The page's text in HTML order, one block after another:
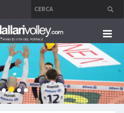
HOME
EDITORIALI